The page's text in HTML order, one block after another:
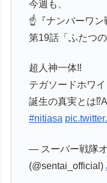
今週も、
☝️『ナンバーワ
第19話「ふたつ
超人神一体‼️
テガソードホワ
誕生の真実とは
#nitiasa
— スーパー戦隊
(@sentai_official)